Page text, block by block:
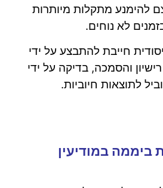
להימנע מתקלות מיותרות
לא נוחים.
חייבת להתבצע על ידי
והסמכה, בדיקה על ידי
לתוצאות חיוביות.
24 שעות ביממה במודיעין